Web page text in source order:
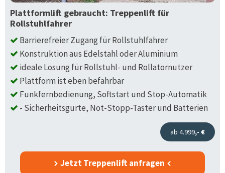
Plattformlift gebraucht: Treppenlift für
Rollstuhlfahrer
Barrierefreier Zugang für Rollstuhlfahrer
Konstruktion aus Edelstahl oder Aluminium
ideale Lösung für Rollstuhl- und Rollatornutzer
Plattform ist eben befahrbar
Funkfernbedienung, Softstart und Stop-Automatik
- Sicherheitsgurte, Not-Stopp-Taster und Batterien
ab 4.999,- €
Jetzt Treppenlift anfragen